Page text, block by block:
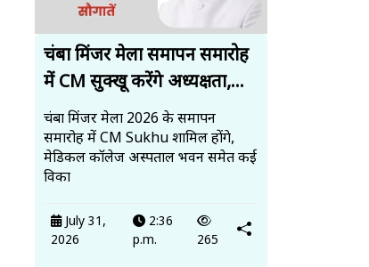
चंबा मिंजर मेला समापन समारोह
में CM सुक्खू करेंगे अध्यक्षता,...
चंबा मिंजर मेला 2026 के समापन
समारोह में CM Sukhu शामिल होंगे,
मेडिकल कॉलेज अस्पताल भवन समेत कई
विका
July 31,
2026
2:36
p.m.
265